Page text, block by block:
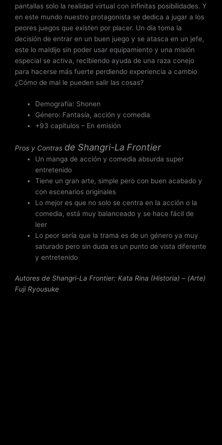
pantallas solo la realidad virtual con infinitas posibilidades. Y
en este mundo nuestro protagonista se dedica a jugar a los
peores juegos que existen por placer. Un día toma la
decisión de entrar en un buen juego y se atasca en un jefe,
este lo maldijo sin poder usar equipamiento y una misión
especial se activa, recibiendo ayuda de una raza conejo
para hacerse más fuerte perdiendo experiencia a cambio
¿Cómo de mal le pueden salir las cosas?
Demografía: Shonen
Género: Fantasía, acción y comedia
+93 capítulos – En emisión
Pros y Contras de Shangri-La Frontier
Un manga de acción y comedia absurda super
entretenido
Tiene un gran arte, simple pero con buen acabado y
con escenarios originales
Lo mejor es que no solo se centra en la acción o la
comedia, está muy balanceado y se hace fácil de
leer
Lo peor sería que la trama es de un género ya muy
saturado pero sin duda es un punto de vista diferente
y entretenido
Autores de Shangri-La Frontier: Kata Rina (Historia) – (Arte)
Fuji Ryousuke